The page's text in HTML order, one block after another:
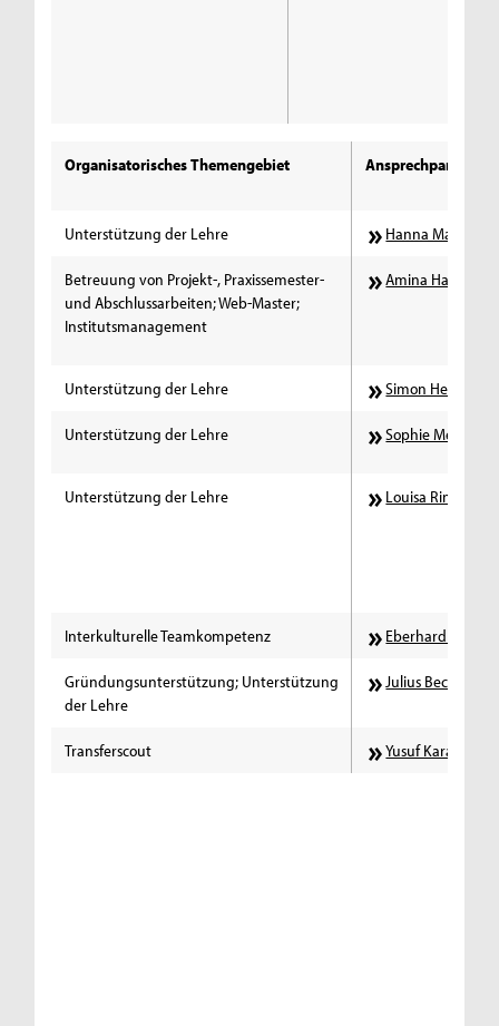
Organisatorisches Themengebiet
Unterstützung der Lehre Hanna Maria
Betreuung von Projekt-, Praxissemester-
und Abschlussarbeiten; Web-Master;
Institutsmanagement
Amina Hadzeric
Unterstützung der Lehre Simon Heininger
Unterstützung der Lehre Sophie
Unterstützung der Lehre Louisa Rinsdorf
Interkulturelle Teamkompetenz Eberhard Schenk
Gründungsunterstützung; Unterstützung
der Lehre
Julius Becker
Transferscout Yusuf Karagöz